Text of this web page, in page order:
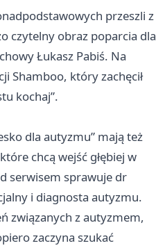
przeszli z
czytelny obraz poparcia dla
Łukasz Pabiś. Na
Shamboo, który zachęcił
kochaj”.
dla autyzmu” mają też
chcą wejść głębiej w
serwisem sprawuje dr
i diagnosta autyzmu.
związanych z autyzmem,
zaczyna szukać